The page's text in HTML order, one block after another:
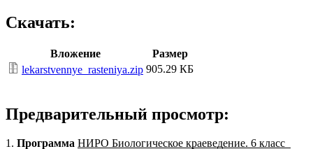
Скачать:
Вложение
Размер
lekarstvennye_rasteniya.zip 905.29 КБ
Предварительный просмотр:
1. Программа НИРО Биологическое краеведение. 6 класс